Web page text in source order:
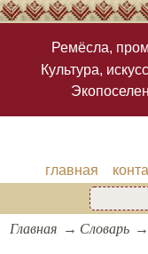
Ремёсла,
Культура,
главная
Главная Словарь